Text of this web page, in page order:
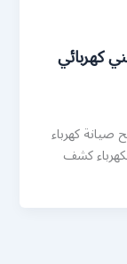
/ 66191325 / فني كهربائي
صيانة كهرباء
الكهرباء كشف